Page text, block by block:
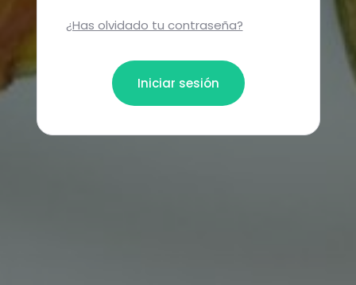
¿Has olvidado tu contraseña?
Iniciar sesión